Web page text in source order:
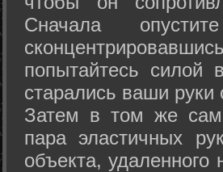
Сначала
попытайтесь
старались ваши руки
Затем в том же
пара эластичных
объекта,